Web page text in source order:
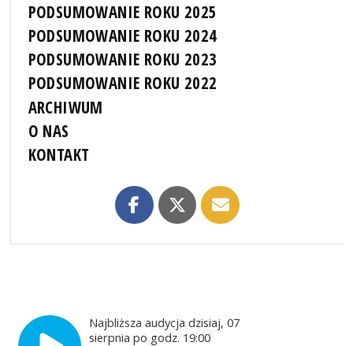
PODSUMOWANIE ROKU 2025
PODSUMOWANIE ROKU 2024
PODSUMOWANIE ROKU 2023
PODSUMOWANIE ROKU 2022
ARCHIWUM
O NAS
KONTAKT
Najbliższa audycja dzisiaj, 07
sierpnia po godz. 19:00